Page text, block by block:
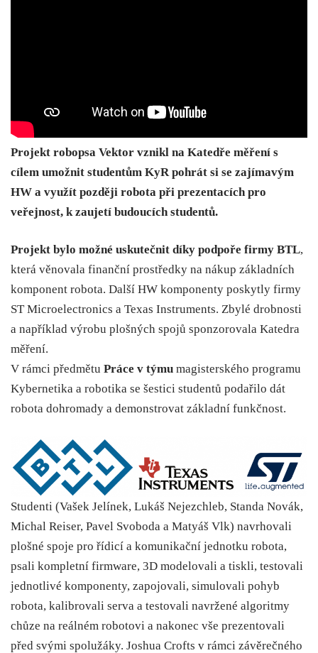
Projekt robopsa Vektor vznikl na Katedře měření s
cílem umožnit studentům KyR pohrát si se zajímavým
HW a využít později robota při prezentacích pro
veřejnost, k zaujetí budoucích studentů.
Projekt bylo možné uskutečnit díky podpoře firmy BTL,
která věnovala finanční prostředky na nákup základních
komponent robota. Další HW komponenty poskytly firmy
ST Microelectronics a Texas Instruments. Zbylé drobnosti
a například výrobu plošných spojů sponzorovala Katedra
měření.
V rámci předmětu Práce v týmu magisterského programu
Kybernetika a robotika se šestici studentů podařilo dát
robota dohromady a demonstrovat základní funkčnost.
Studenti (Vašek Jelínek, Lukáš Nejezchleb, Standa Novák,
Michal Reiser, Pavel Svoboda a Matyáš Vlk) navrhovali
plošné spoje pro řídicí a komunikační jednotku robota,
psali kompletní firmware, 3D modelovali a tiskli, testovali
jednotlivé komponenty, zapojovali, simulovali pohyb
robota, kalibrovali serva a testovali navržené algoritmy
chůze na reálném robotovi a nakonec vše prezentovali
před svými spolužáky. Joshua Crofts v rámci závěrečného